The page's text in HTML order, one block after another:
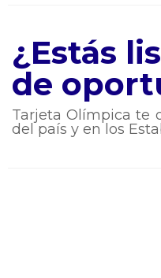
¿Estás
de
Tarjeta Olímpica te
del país y en los